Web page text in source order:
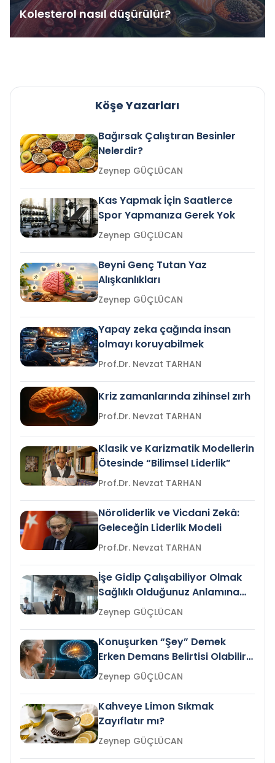
Kolesterol nasıl düşürülür?
Köşe Yazarları
Bağırsak Çalıştıran Besinler
Nelerdir?
Zeynep GÜÇLÜCAN
Kas Yapmak İçin Saatlerce
Spor Yapmanıza Gerek Yok
Zeynep GÜÇLÜCAN
Beyni Genç Tutan Yaz
Alışkanlıkları
Zeynep GÜÇLÜCAN
Yapay zeka çağında insan
olmayı koruyabilmek
Prof.Dr. Nevzat TARHAN
Kriz zamanlarında zihinsel zırh
Prof.Dr. Nevzat TARHAN
Klasik ve Karizmatik Modellerin
Ötesinde “Bilimsel Liderlik”
Prof.Dr. Nevzat TARHAN
Nöroliderlik ve Vicdani Zekâ:
Geleceğin Liderlik Modeli
Prof.Dr. Nevzat TARHAN
İşe Gidip Çalışabiliyor Olmak
Sağlıklı Olduğunuz Anlamına
Gelir mi?Zeynep GÜÇLÜCAN
Konuşurken “Şey” Demek
Erken Demans Belirtisi Olabilir
mi?
Zeynep GÜÇLÜCAN
Kahveye Limon Sıkmak
Zayıflatır mı?
Zeynep GÜÇLÜCAN